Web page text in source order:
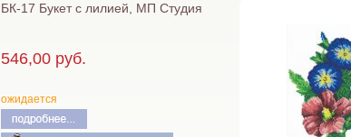
БК-17 Букет с лилией, МП Студия
546,00 руб.
ожидается